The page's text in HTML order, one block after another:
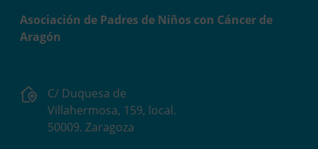
Asociación de Padres de Niños con Cáncer de
Aragón
C/ Duquesa de
Villahermosa, 159, local.
50009. Zaragoza